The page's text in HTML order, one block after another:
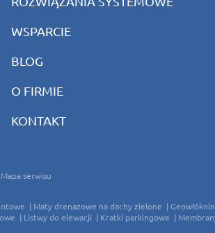
WSPARCIE
BLOG
O FIRMIE
KONTAKT
Mapa serwisu
Maty drenażowe na dachy zielone
Listwy do elewacji Kratki parkingowe